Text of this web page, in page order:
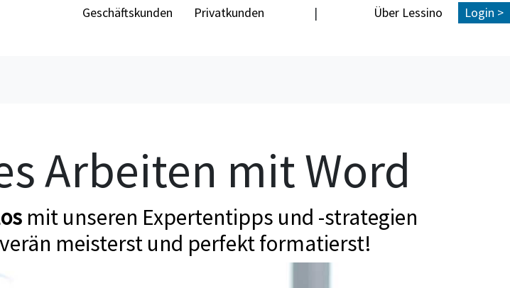
Geschäftskunden Privatkunden | Über Lessino Login >
Arbeiten mit Word
mit unseren Expertentipps und -strategien
meisterst und perfekt formatierst!